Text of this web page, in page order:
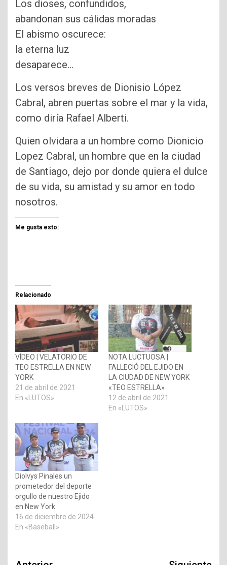
Los dioses, confundidos,
abandonan sus cálidas moradas
El abismo oscurece:
la eterna luz
desaparece…
Los versos breves de Dionisio López
Cabral, abren puertas sobre el mar y la vida,
como diría Rafael Alberti.
Quien olvidara a un hombre como Dionicio
Lopez Cabral, un hombre que en la ciudad
de Santiago, dejo por donde quiera el dulce
de su vida, su amistad y su amor en todo
nosotros.
Me gusta esto:
Relacionado
VÍDEO | VELATORIO DE
TEO ESTRELLA EN NEW
YORK
21 de abril de 2021
En «LUTOS»
NOTA LUCTUOSA |
FALLECIÓ DEL EJIDO EN
LA CIUDAD DE NEW YORK
«TEO ESTRELLA»
12 de abril de 2021
En «LUTOS»
Diolvys Pinales un
prometedor del deporte
orgullo de nuestro Ejido
en New York
16 de diciembre de 2024
En «Baseball»